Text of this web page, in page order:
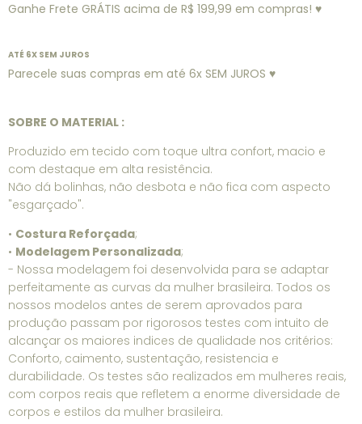
Ganhe Frete GRÁTIS acima de R$ 199,99 em compras! ♥
ATÉ 6X SEM JUROS
Parecele suas compras em até 6x SEM JUROS ♥
SOBRE O MATERIAL :
Produzido em tecido com toque ultra confort, macio e
com destaque em alta resistência.
Não dá bolinhas, não desbota e não fica com aspecto
"esgarçado".
• Costura Reforçada;
• Modelagem Personalizada;
- Nossa modelagem foi desenvolvida para se adaptar
perfeitamente as curvas da mulher brasileira. Todos os
nossos modelos antes de serem aprovados para
produção passam por rigorosos testes com intuito de
alcançar os maiores indices de qualidade nos critérios:
Conforto, caimento, sustentação, resistencia e
durabilidade. Os testes são realizados em mulheres reais,
com corpos reais que refletem a enorme diversidade de
corpos e estilos da mulher brasileira.